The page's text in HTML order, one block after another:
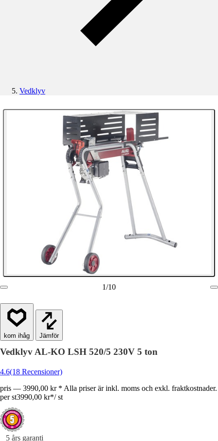
Vedklyv
1/10
Jämför
Vedklyv AL-KO LSH 520/5 230V 5 ton
4.6(18 Recensioner)
pris — 3990,00 kr * Alla priser är inkl. moms och exkl. fraktkostnader.
per st3990,00 kr*/ st
5 års garanti